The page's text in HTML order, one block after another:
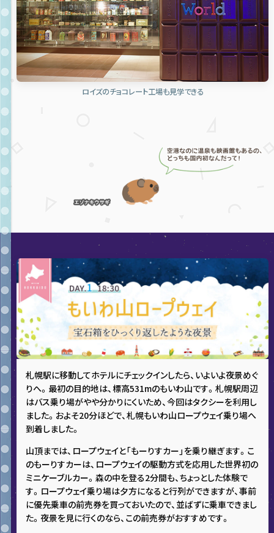
ロイズのチョコレート工場も見学できる
札幌駅に移動してホテルにチェックインしたら、いよいよ夜景めぐ
りへ。最初の目的地は、標高531mのもいわ山です。札幌駅周辺
はバス乗り場がやや分かりにくいため、今回はタクシーを利用し
ました。およそ20分ほどで、札幌もいわ山ロープウェイ乗り場へ
到着しました。
山頂までは、ロープウェイと「もーりすカー」を乗り継ぎます。こ
のもーりすカーは、ロープウェイの駆動方式を応用した世界初の
ミニケーブルカー。森の中を登る2分間も、ちょっとした体験で
す。ロープウェイ乗り場は夕方になると行列ができますが、事前
に優先乗車の前売券を買っておいたので、並ばずに乗車できまし
た。夜景を見に行くのなら、この前売券がおすすめです。